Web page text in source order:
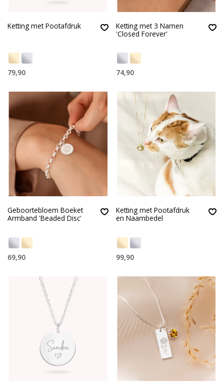
Ketting met Pootafdruk
79,90
Ketting met 3 Namen
'Closed Forever'
74,90
Geboortebloem Boeket
Armband 'Beaded Disc'
69,90
Ketting met Pootafdruk
en Naambedel
99,90